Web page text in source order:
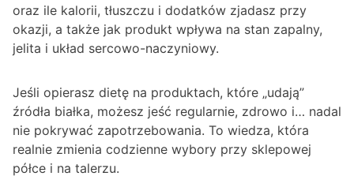
oraz ile kalorii, tłuszczu i dodatków zjadasz przy
okazji, a także jak produkt wpływa na stan zapalny,
jelita i układ sercowo-naczyniowy.
Jeśli opierasz dietę na produktach, które „udają”
źródła białka, możesz jeść regularnie, zdrowo i… nadal
nie pokrywać zapotrzebowania. To wiedza, która
realnie zmienia codzienne wybory przy sklepowej
półce i na talerzu.